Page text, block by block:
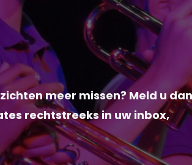
meer missen? Meld u dan
rechtstreeks in uw inbox,